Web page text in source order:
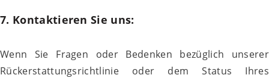
7. Kontaktieren Sie uns:
Wenn Sie Fragen oder Bedenken bezüglich unserer
Rückerstattungsrichtlinie oder dem Status Ihres